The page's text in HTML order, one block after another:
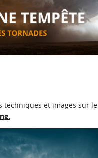
techniques et images sur le
.